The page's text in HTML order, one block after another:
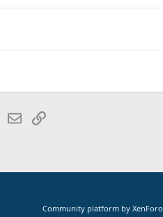
Электронная почта
Ссылка
Community platform by XenForo